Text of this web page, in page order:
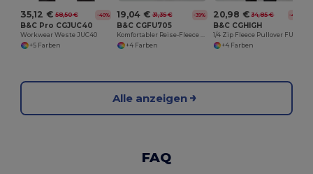
35,12 € 58,50 € -40%
B&C Pro CGJUC40
Workwear Weste JUC40
+5 Farben
19,04 € 31,35 € -39%
B&C CGFU705
Komfortabler Reise-Fleece mit Reißverschlusstaschen
+4 Farben
20,98 € 34,85 € -40%
B&C CGHIGH
+4 Farben
Alle anzeigen
FAQ